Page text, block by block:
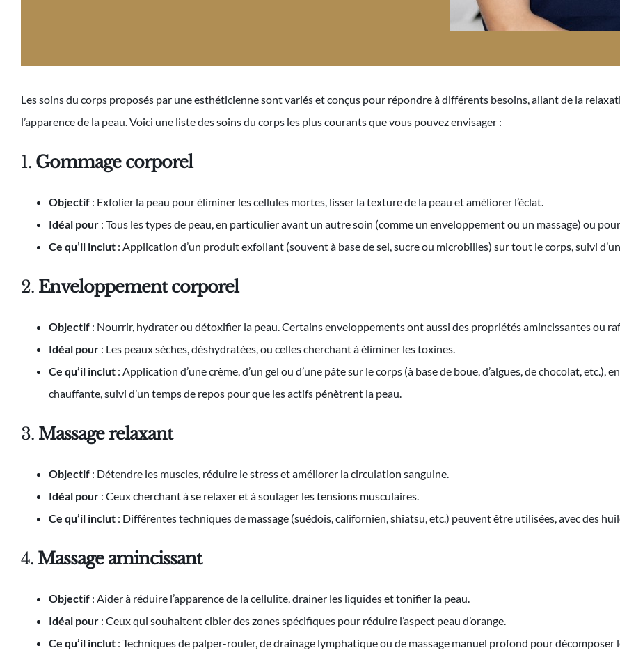
Les soins du corps proposés par une esthéticienne sont variés et conçus pour répondre à différents besoins, allant de la
l’apparence de la peau. Voici une liste des soins du corps les plus courants que vous pouvez envisager :
1. Gommage corporel
Objectif : Exfolier la peau pour éliminer les cellules mortes, lisser la texture de la peau et améliorer l’éclat.
Idéal pour : Tous les types de peau, en particulier avant un autre soin (comme un enveloppement ou un massage) ou
Ce qu’il inclut : Application d’un produit exfoliant (souvent à base de sel, sucre ou microbilles) sur tout le corps, suivi
2. Enveloppement corporel
Objectif : Nourrir, hydrater ou détoxifier la peau. Certains enveloppements ont aussi des propriétés amincissantes ou
Idéal pour : Les peaux sèches, déshydratées, ou celles cherchant à éliminer les toxines.
Ce qu’il inclut : Application d’une crème, d’un gel ou d’une pâte sur le corps (à base de boue, d’algues, de chocolat,
chauffante, suivi d’un temps de repos pour que les actifs pénètrent la peau.
3. Massage relaxant
Objectif : Détendre les muscles, réduire le stress et améliorer la circulation sanguine.
Idéal pour : Ceux cherchant à se relaxer et à soulager les tensions musculaires.
Ce qu’il inclut : Différentes techniques de massage (suédois, californien, shiatsu, etc.) peuvent être utilisées, avec des
4. Massage amincissant
Objectif : Aider à réduire l’apparence de la cellulite, drainer les liquides et tonifier la peau.
Idéal pour : Ceux qui souhaitent cibler des zones spécifiques pour réduire l’aspect peau d’orange.
Ce qu’il inclut : Techniques de palper-rouler, de drainage lymphatique ou de massage manuel profond pour décomposer